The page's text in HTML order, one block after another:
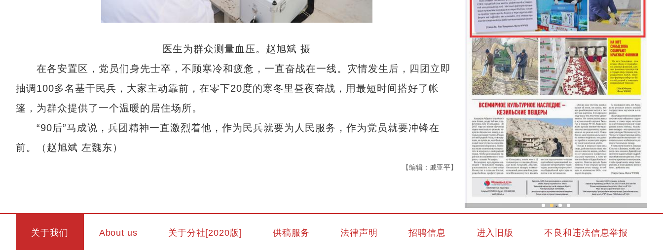
医生为群众测量血压。赵旭斌 摄
在各安置区，党员们身先士卒，不顾寒冷和疲惫，一直奋战在一线。灾情发生后，四团立即
抽调100多名基干民兵，大家主动靠前，在零下20度的寒冬里昼夜奋战，用最短时间搭好了帐
篷，为群众提供了一个温暖的居住场所。
“90后”马成说，兵团精神一直激烈着他，作为民兵就要为人民服务，作为党员就要冲锋在
前。（赵旭斌 左魏东）
【编辑：戚亚平】
关于我们 About us 关于分社[2020版] 供稿服务 法律声明 招聘信息 进入旧版 不良和违法信息举报